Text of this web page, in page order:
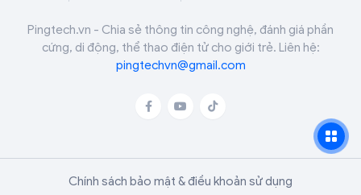
Pingtech.vn - Chia sẻ thông tin công nghệ, đánh giá phần
cứng, di động, thể thao điện tử cho giới trẻ. Liên hệ:
pingtechvn@gmail.com
Chính sách bảo mật & điều khoản sử dụng